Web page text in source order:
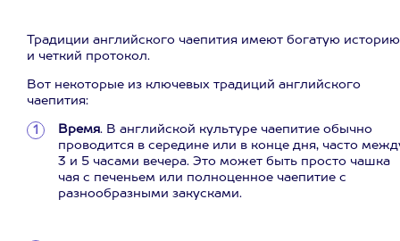
Традиции английского чаепития имеют богатую историю
и четкий протокол.
Вот некоторые из ключевых традиций английского
чаепития:
Время. В английской культуре чаепитие обычно
проводится в середине или в конце дня, часто
3 и 5 часами вечера. Это может быть просто чашка
чая с печеньем или полноценное чаепитие с
разнообразными закусками.